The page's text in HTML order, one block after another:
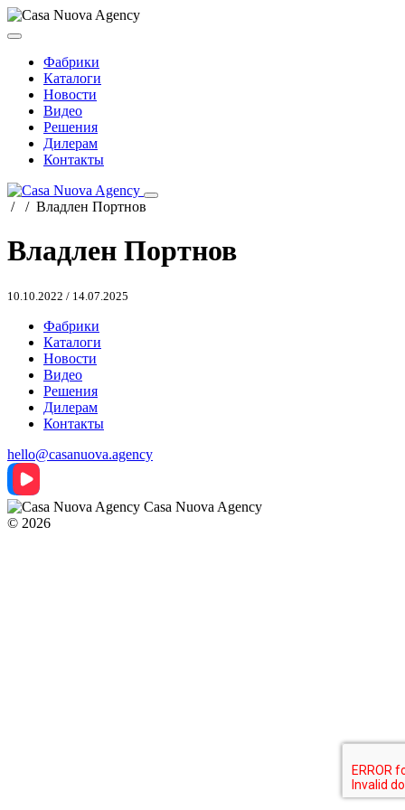
Фабрики
Каталоги
Новости
Видео
Решения
Дилерам
Контакты
/ / Владлен Портнов
Владлен Портнов
10.10.2022 / 14.07.2025
Фабрики
Каталоги
Новости
Видео
Решения
Дилерам
Контакты
hello@casanuova.agency
Casa Nuova Agency
© 2026